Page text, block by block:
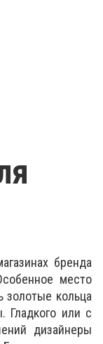
бренда
место
золотые кольца
или с
дизайнеры